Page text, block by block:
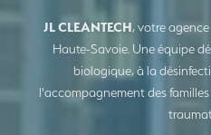
JL CLEANTECH, votre
Haute-Savoie. Une équipe
biologique, à la
l'accompagnement des